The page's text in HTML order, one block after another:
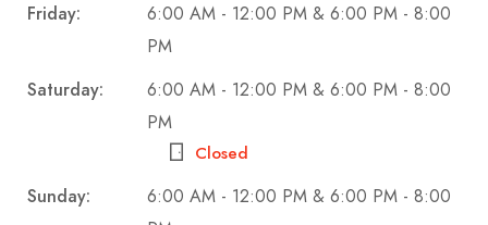
Friday:
6:00 AM - 12:00 PM & 6:00 PM - 8:00
PM
Saturday:
6:00 AM - 12:00 PM & 6:00 PM - 8:00
PM
Closed
Sunday:
6:00 AM - 12:00 PM & 6:00 PM - 8:00